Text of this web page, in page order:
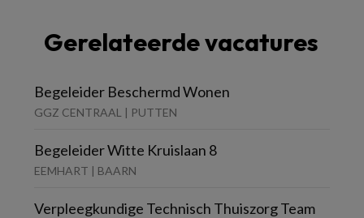
Gerelateerde vacatures
Begeleider Beschermd Wonen
GGZ CENTRAAL | PUTTEN
Begeleider Witte Kruislaan 8
EEMHART | BAARN
Verpleegkundige Technisch Thuiszorg Team